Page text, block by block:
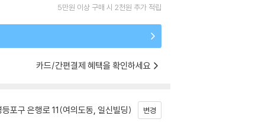
5만원 이상 구매 시 2천원 추가 적립
카드/간편결제 혜택을 확인하세요
포구 은행로 11(여의도동, 일신빌딩) 변경